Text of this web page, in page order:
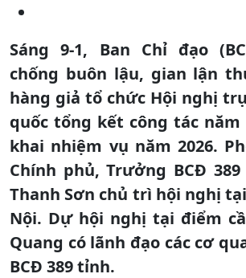
Sáng 9-1, Ban Chỉ đạo
chống buôn lậu, gian lận
hàng giả tổ chức Hội nghị
quốc tổng kết công tác năm
khai nhiệm vụ năm 2026.
Chính phủ, Trưởng BCĐ
Thanh Sơn chủ trì hội nghị
Nội. Dự hội nghị tại điểm
Quang có lãnh đạo các cơ
BCĐ 389 tỉnh.